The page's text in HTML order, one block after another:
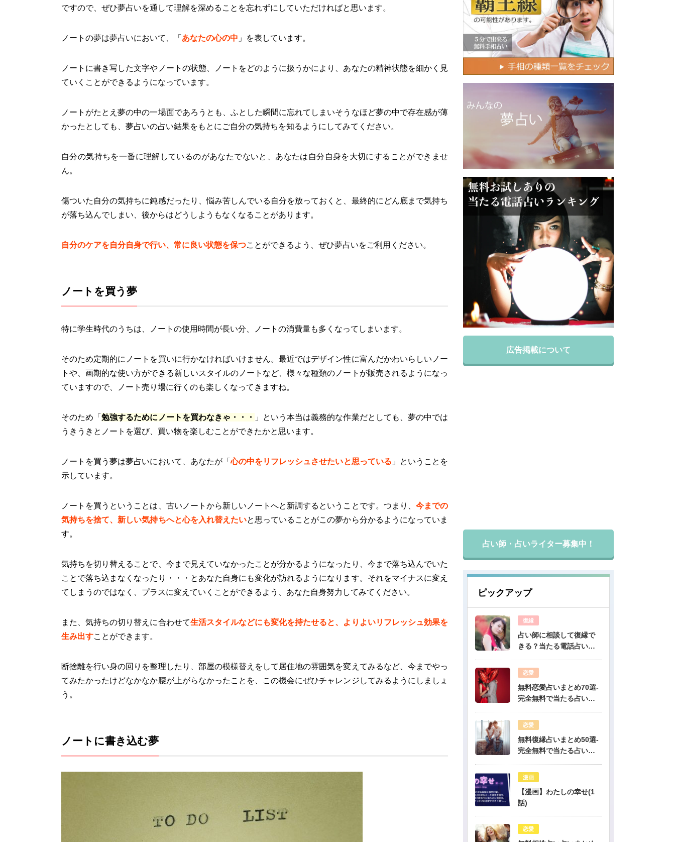
ですので、ぜひ夢占いを通して理解を深めることを忘れずにしていただければと思います。
ノートの夢は夢占いにおいて、「 あなたの心の中 」を表しています。
ノートに書き写した文字やノートの状態、ノートをどのように扱うかにより、あなたの精神状態を細かく見
ていくことができるようになっています。
ノートがたとえ夢の中の一場面であろうとも、ふとした瞬間に忘れてしまいそうなほど夢の中で存在感が薄
かったとしても、夢占いの占い結果をもとにご自分の気持ちを知るようにしてみてください。
自分の気持ちを一番に理解しているのがあなたでないと、あなたは自分自身を大切にすることができませ
ん。
傷ついた自分の気持ちに鈍感だったり、悩み苦しんでいる自分を放っておくと、最終的にどん底まで気持ち
が落ち込んでしまい、後からはどうしようもなくなることがあります。
自分のケアを自分自身で行い、常に良い状態を保つことができるよう、ぜひ夢占いをご利用ください。
ノートを買う夢
特に学生時代のうちは、ノートの使用時間が長い分、ノートの消費量も多くなってしまいます。
そのため定期的にノートを買いに行かなければいけません。最近ではデザイン性に富んだかわいらしいノー
トや、画期的な使い方ができる新しいスタイルのノートなど、様々な種類のノートが販売されるようになっ
ていますので、ノート売り場に行くのも楽しくなってきますね。
そのため「勉強するためにノートを買わなきゃ・・・
」という本当は義務的な作業だとしても、夢の中では
うきうきとノートを選び、買い物を楽しむことができたかと思います。
ノートを買う夢は夢占いにおいて、あなたが「心の中をリフレッシュさせたいと思っている 」ということを
示しています。
ノートを買うということは、古いノートから新しいノートへと新調するということです。つまり、 今までの
気持ちを捨て、新しい気持ちへと心を入れ替えたいと思っていることがこの夢から分かるようになっていま
す。
気持ちを切り替えることで、今まで見えていなかったことが分かるようになったり、今まで落ち込んでいた
ことで落ち込まなくなったり・・・とあなた自身にも変化が訪れるようになります。それをマイナスに変え
てしまうのではなく、プラスに変えていくことができるよう、あなた自身努力してみてください。
また、気持ちの切り替えに合わせて生活スタイルなどにも変化を持たせると、よりよいリフレッシュ効果を
生み出すことができます。
断捨離を行い身の回りを整理したり、部屋の模様替えをして居住地の雰囲気を変えてみるなど、今までやっ
てみたかったけどなかなか腰が上がらなかったことを、この機会にぜひチャレンジしてみるようにしましょ
う。
ノートに書き込む夢
広告掲載について
占い師・占いライター募集中！
ピックアップ
復縁
占い師に相談して復縁で
きる？当たる電話占い先
恋愛
無料恋愛占いまとめ70選-
完全無料で当たる占いだ
恋愛
無料復縁占いまとめ50選-
完全無料で当たる占いだ
漫画
【漫画】わたしの幸せ(1
話)
恋愛